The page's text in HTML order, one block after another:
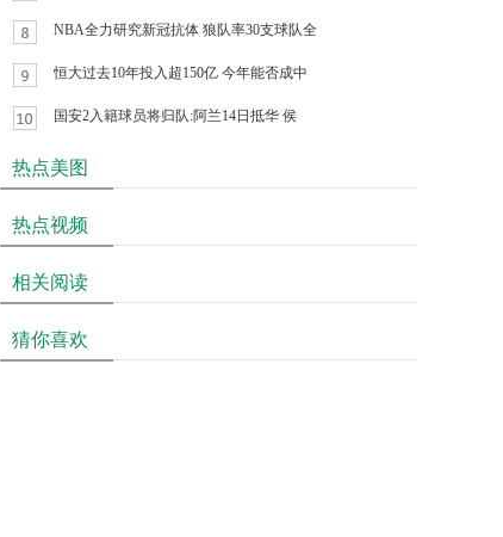
NBA全力研究新冠抗体 狼队率30支球队全
恒大过去10年投入超150亿 今年能否成中
国安2入籍球员将归队:阿兰14日抵华 侯
热点美图
热点视频
相关阅读
猜你喜欢